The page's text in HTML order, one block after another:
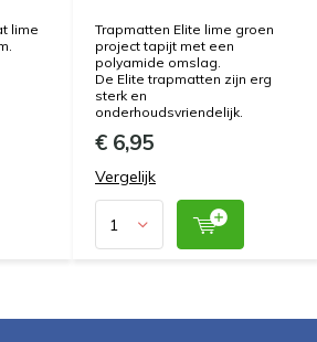
lime
Trapmatten Elite lime groen
project tapijt met een
polyamide omslag.
De Elite trapmatten zijn erg
sterk en
onderhoudsvriendelijk.
€ 6,95
Vergelijk